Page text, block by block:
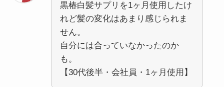
黒椿白髪サプリを1ヶ月使用したけ
れど髪の変化はあまり感じられま
せん。
自分には合っていなかったのか
も。
【30代後半・会社員・1ヶ月使用】